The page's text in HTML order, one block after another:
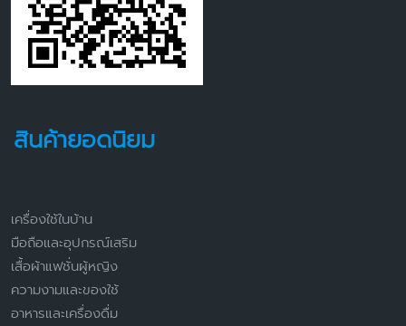
สินค้ายอดนิยม
เครื่องใช้ในบ้าน
มือถือและอุปกรณ์เสริม
เสื้อผ้าแฟชั่นผู้หญิง
ความงามและของใช้
อาหารและเครื่องดื่ม